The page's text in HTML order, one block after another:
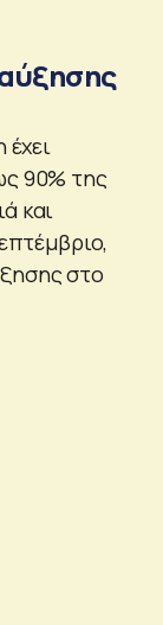
90% της
και
στο